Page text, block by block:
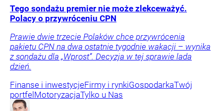
Tego sondażu premier nie może zlekceważyć.
Polacy o przywróceniu CPN
Prawie dwie trzecie Polaków chce przywrócenia
pakietu CPN na dwa ostatnie tygodnie wakacji – wynika
z sondażu dla „Wprost”. Decyzja w tej sprawie lada
dzień.
Finanse i inwestycjeFirmy i rynkiGospodarkaTwój
portfel MotoryzacjaTylko u Nas